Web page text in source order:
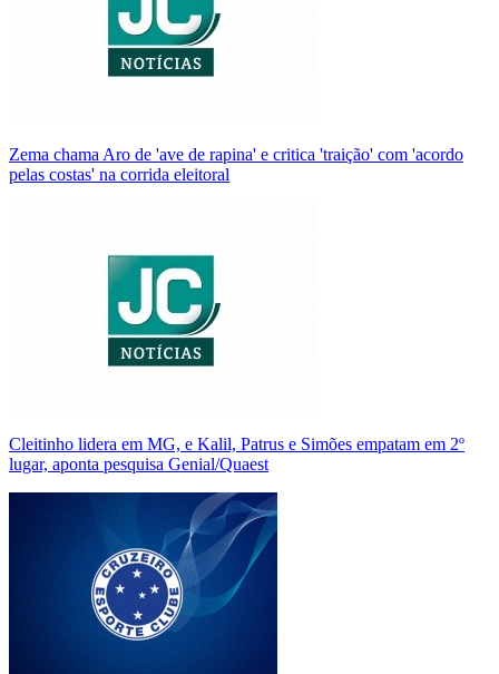
Zema chama Aro de 'ave de rapina' e critica 'traição' com 'acordo
pelas costas' na corrida eleitoral
Cleitinho lidera em MG, e Kalil, Patrus e Simões empatam em 2º
lugar, aponta pesquisa Genial/Quaest